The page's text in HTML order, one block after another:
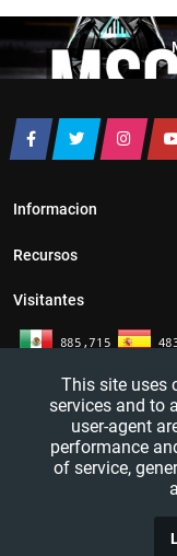
Informacion
Recursos
Visitantes
This site uses
services and to
user-agent
performance
of service,